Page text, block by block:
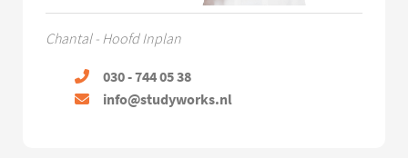
Chantal - Hoofd Inplan
030 - 744 05 38
info@studyworks.nl